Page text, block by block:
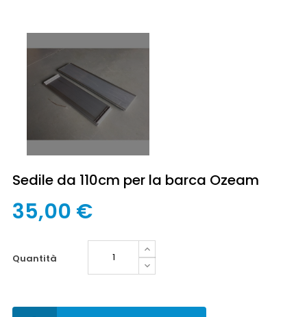
Sedile da 110cm per la barca Ozeam
35,00 €
quantità